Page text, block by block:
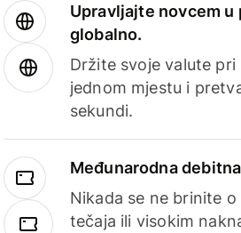
Upravljajte novcem u
globalno.
Držite svoje valute pri
jednom mjestu i
sekundi.
Međunarodna
Nikada se ne brinite o
tečaja ili visokim